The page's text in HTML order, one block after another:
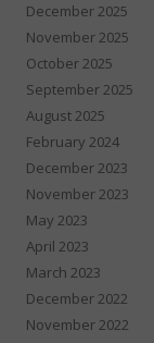
December 2025
November 2025
October 2025
September 2025
August 2025
February 2024
December 2023
November 2023
May 2023
April 2023
March 2023
December 2022
November 2022